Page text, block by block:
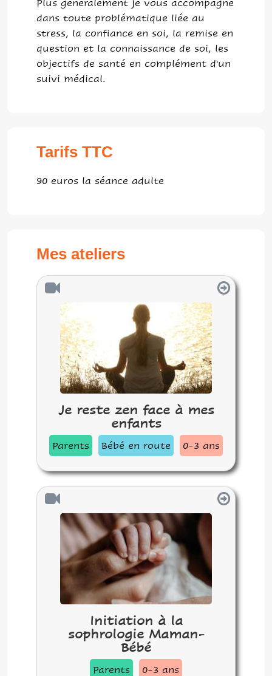
Plus généralement je vous accompagne
dans toute problématique liée au
stress, la confiance en soi, la remise en
question et la connaissance de soi, les
objectifs de santé en complément d'un
suivi médical.
Tarifs TTC
90 euros la séance adulte
Mes ateliers
Je reste zen face à mes
enfants
Parents Bébé en route 0-3 ans
Initiation à la
sophrologie Maman-
Bébé
Parents 0-3 ans